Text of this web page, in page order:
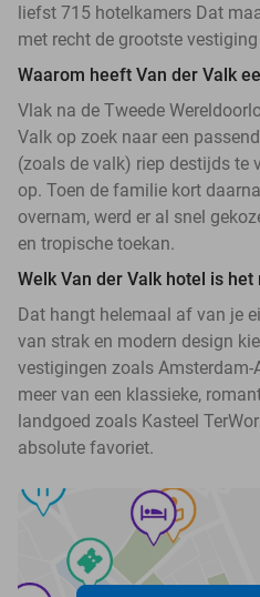
liefst 715 hotelkamers Dat
met recht de grootste
Waarom heeft Van der Valk
Vlak na de Tweede
Valk op zoek naar een
(zoals de valk) riep destijds te
op. Toen de familie kort
overnam, werd er al snel
en tropische toekan.
Welk Van der Valk hotel is het
Dat hangt helemaal af van je
van strak en modern design
vestigingen zoals
meer van een klassieke,
landgoed zoals Kasteel
absolute favoriet.